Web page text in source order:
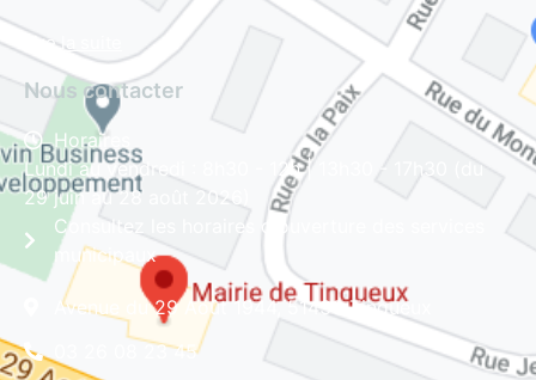
Lire la suite
Nous contacter
Horaires
Lundi au vendredi : 8h30 - 12h | 13h30 - 17h30 (du
29 juin au 28 août 2026)
Consultez les horaires d'ouverture des services
municipaux
Avenue du 29 Août 1944, 51430 Tinqueux
03 26 08 23 45